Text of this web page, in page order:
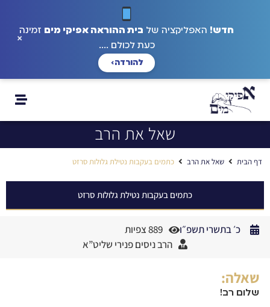
חדש! האפליקציה של בית ההוראה אפיקי מים זמינה
כעת לכולם ....
להורדה›
×
שאל את הרב
דף הבית שאל את הרב כתמים בעקבות נטילת גלולות סרזט
כתמים בעקבות נטילת גלולות סרזט
כ׳ בתשרי תשפ״ו
889 צפיות
הרב ניסים פנירי שליט”א
שאלה:
שלום רב!